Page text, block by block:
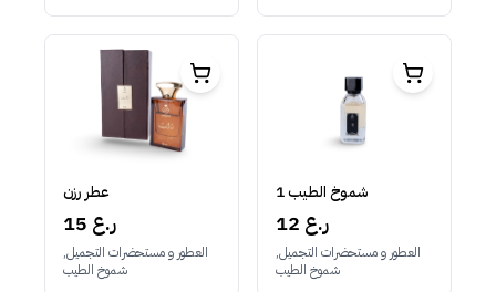
عطر رزن
15 ر.ع
العطور و مستحضرات التجميل,
شموخ الطيب
شموخ الطيب 1
12 ر.ع
العطور و مستحضرات التجميل,
شموخ الطيب